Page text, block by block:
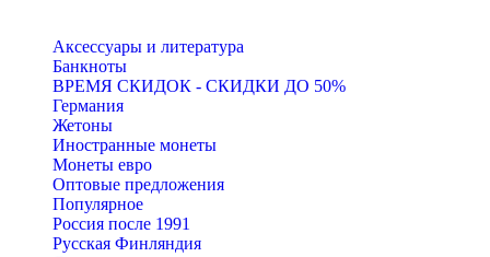
Аксессуары и литература
Банкноты
ВРЕМЯ СКИДОК - СКИДКИ ДО 50%
Германия
Жетоны
Иностранные монеты
Монеты евро
Оптовые предложения
Популярное
Россия после 1991
Русская Финляндия